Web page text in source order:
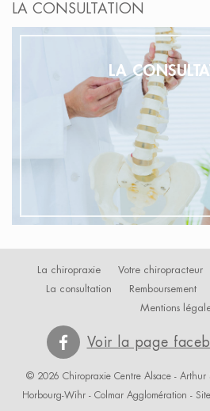
LA CONSULTATION
LA
La chiropraxie Votre chiropracteur
La consultation
Remboursement
Mentions
Voir la page
© 2026 Chiropraxie Centre Alsace - Arthur
Horbourg-Wihr - Colmar Agglomération -